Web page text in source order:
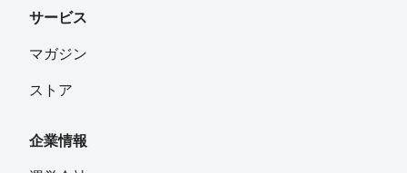
Akihiro
サービス
マガジン
ストア
企業情報